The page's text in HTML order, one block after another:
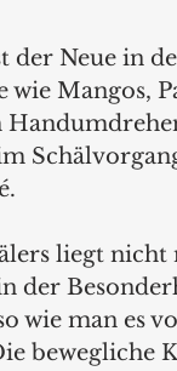
der Neue in
Mangos,
liegt
der
wie man es
bewegliche